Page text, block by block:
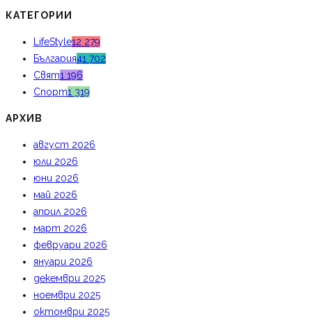
КАТЕГОРИИ
LifeStyle12 279
България41 702
Свят1 196
Спорт1 319
АРХИВ
август 2026
юли 2026
юни 2026
май 2026
април 2026
март 2026
февруари 2026
януари 2026
декември 2025
ноември 2025
октомври 2025